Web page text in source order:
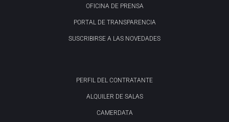
OFICINA DE PRENSA
PORTAL DE TRANSPARENCIA
SUSCRIBIRSE A LAS NOVEDADES
PERFIL DEL CONTRATANTE
ALQUILER DE SALAS
CAMERDATA